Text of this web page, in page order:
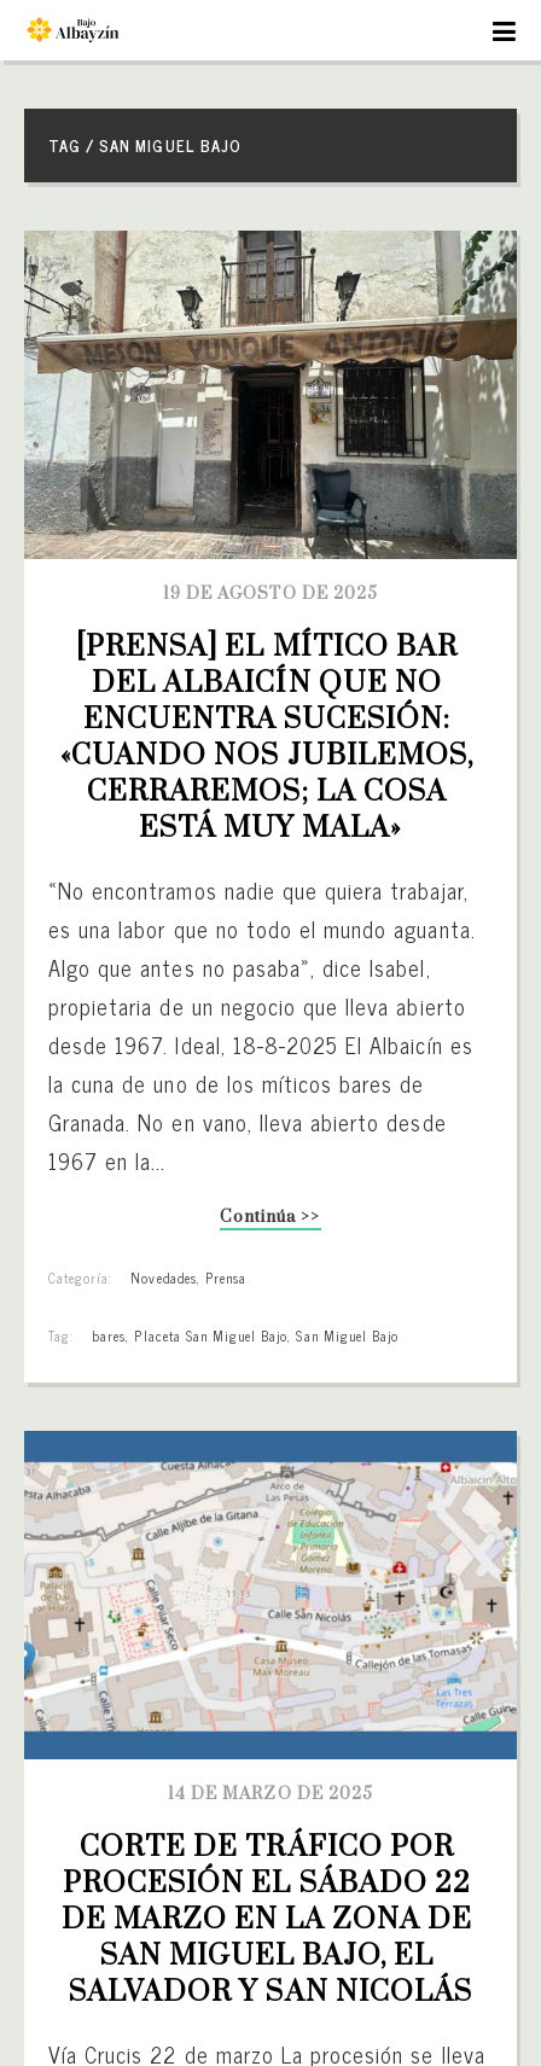
TAG / SAN MIGUEL BAJO
19 DE AGOSTO DE 2025
[PRENSA] EL MÍTICO BAR
DEL ALBAICÍN QUE NO
ENCUENTRA SUCESIÓN:
«CUANDO NOS JUBILEMOS,
CERRAREMOS; LA COSA
ESTÁ MUY MALA»
«No encontramos nadie que quiera trabajar,
es una labor que no todo el mundo aguanta.
Algo que antes no pasaba», dice Isabel,
propietaria de un negocio que lleva abierto
desde 1967. Ideal, 18-8-2025 El Albaicín es
la cuna de uno de los míticos bares de
Granada. No en vano, lleva abierto desde
1967 en la...
Continúa >>
Categoría: Novedades, Prensa
Tag: bares, Placeta San Miguel Bajo,San Miguel Bajo
14 DE MARZO DE 2025
CORTE DE TRÁFICO POR
PROCESIÓN EL SÁBADO 22
DE MARZO EN LA ZONA DE
SAN MIGUEL BAJO, EL
SALVADOR Y SAN NICOLÁS
Vía Crucis 22 de marzo La procesión se lleva